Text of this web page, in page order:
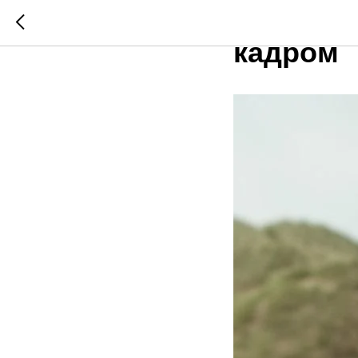
Билл
кадром